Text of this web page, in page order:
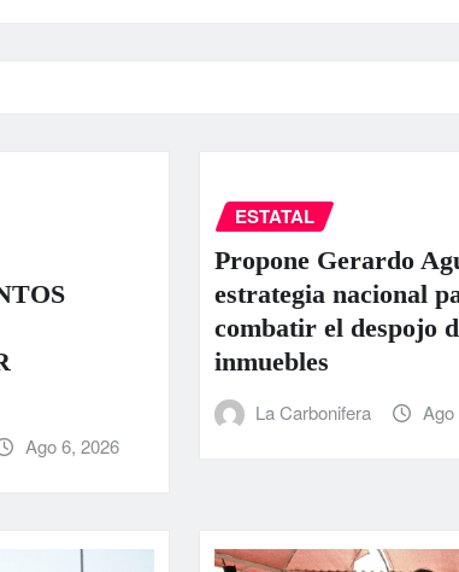
Ago 6, 2026
ESTATAL
Propone Gerardo
estrategia nacional
combatir el despojo
inmuebles
La Carbonifera Ago